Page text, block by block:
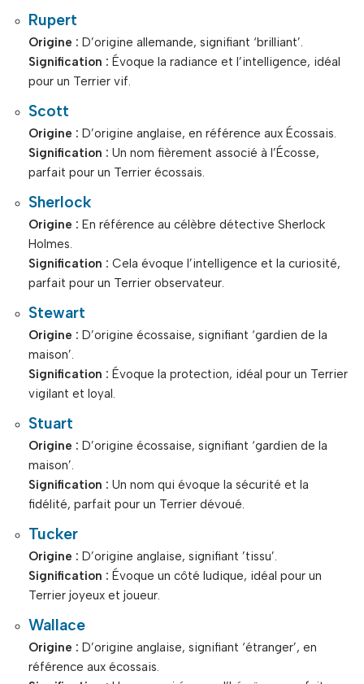
Rupert
Origine : D’origine allemande, signifiant ‘brilliant’.
Signification : Évoque la radiance et l’intelligence, idéal
pour un Terrier vif.
Scott
Origine : D’origine anglaise, en référence aux Écossais.
Signification : Un nom fièrement associé à l’Écosse,
parfait pour un Terrier écossais.
Sherlock
Origine : En référence au célèbre détective Sherlock
Holmes.
Signification : Cela évoque l’intelligence et la curiosité,
parfait pour un Terrier observateur.
Stewart
Origine : D’origine écossaise, signifiant ‘gardien de la
maison’.
Signification : Évoque la protection, idéal pour un Terrier
vigilant et loyal.
Stuart
Origine : D’origine écossaise, signifiant ‘gardien de la
maison’.
Signification : Un nom qui évoque la sécurité et la
fidélité, parfait pour un Terrier dévoué.
Tucker
Origine : D’origine anglaise, signifiant ’tissu’.
Signification : Évoque un côté ludique, idéal pour un
Terrier joyeux et joueur.
Wallace
Origine : D’origine anglaise, signifiant ‘étranger’, en
référence aux écossais.